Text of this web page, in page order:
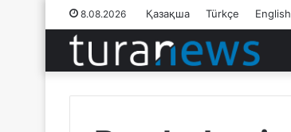
8.08.2026 Қазақша Türkçe English